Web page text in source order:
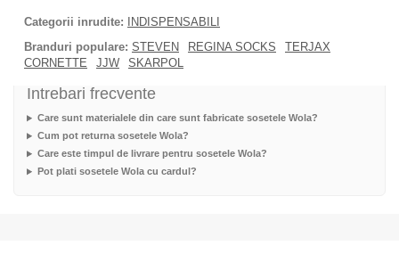
Categorii inrudite:
INDISPENSABILI
Branduri populare: STEVEN REGINA SOCKS
TERJAX
CORNETTE
JJW SKARPOL
Intrebari frecvente
Care sunt materialele din care sunt fabricate sosetele Wola?
Cum pot returna sosetele Wola?
Care este timpul de livrare pentru sosetele Wola?
Pot plati sosetele Wola cu cardul?